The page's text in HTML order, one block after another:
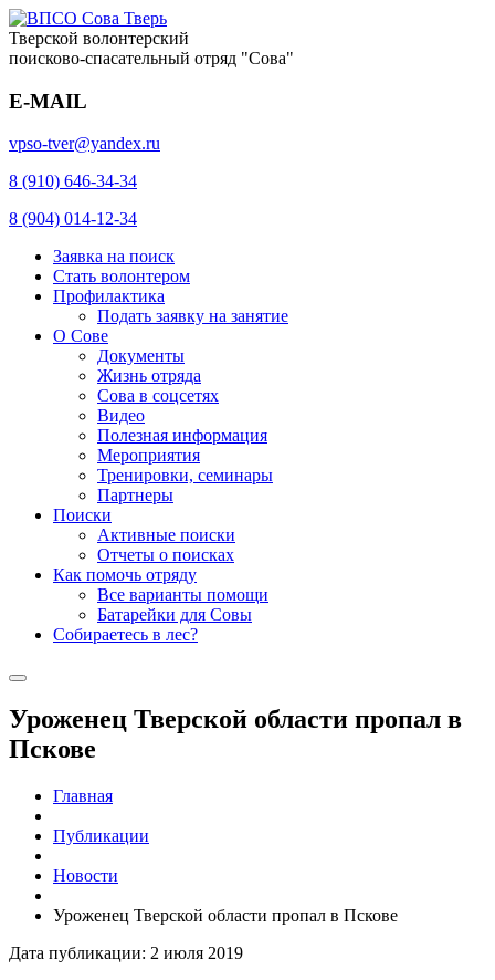
Тверской волонтерский
поисково-спасательный отряд "Сова"
E-MAIL
vpso-tver@yandex.ru
8 (910) 646-34-34
8 (904) 014-12-34
Заявка на поиск
Стать волонтером
Профилактика
Подать заявку на занятие
О Сове
Документы
Жизнь отряда
Сова в соцсетях
Видео
Полезная информация
Мероприятия
Тренировки, семинары
Партнеры
Поиски
Активные поиски
Отчеты о поисках
Как помочь отряду
Все варианты помощи
Батарейки для Совы
Собираетесь в лес?
Уроженец Тверской области пропал в
Пскове
Главная
Публикации
Новости
Уроженец Тверской области пропал в Пскове
Дата публикации: 2 июля 2019